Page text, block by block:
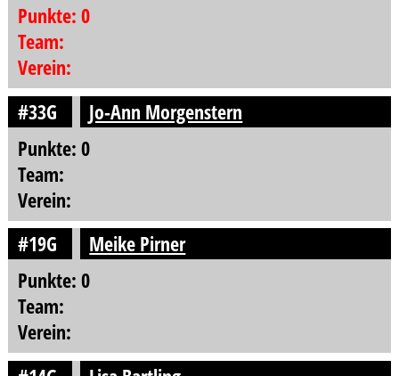
Punkte: 0
Team:
Verein:
#33G
Jo-Ann Morgenstern
Punkte: 0
Team:
Verein:
#19G
Meike Pirner
Punkte: 0
Team:
Verein: